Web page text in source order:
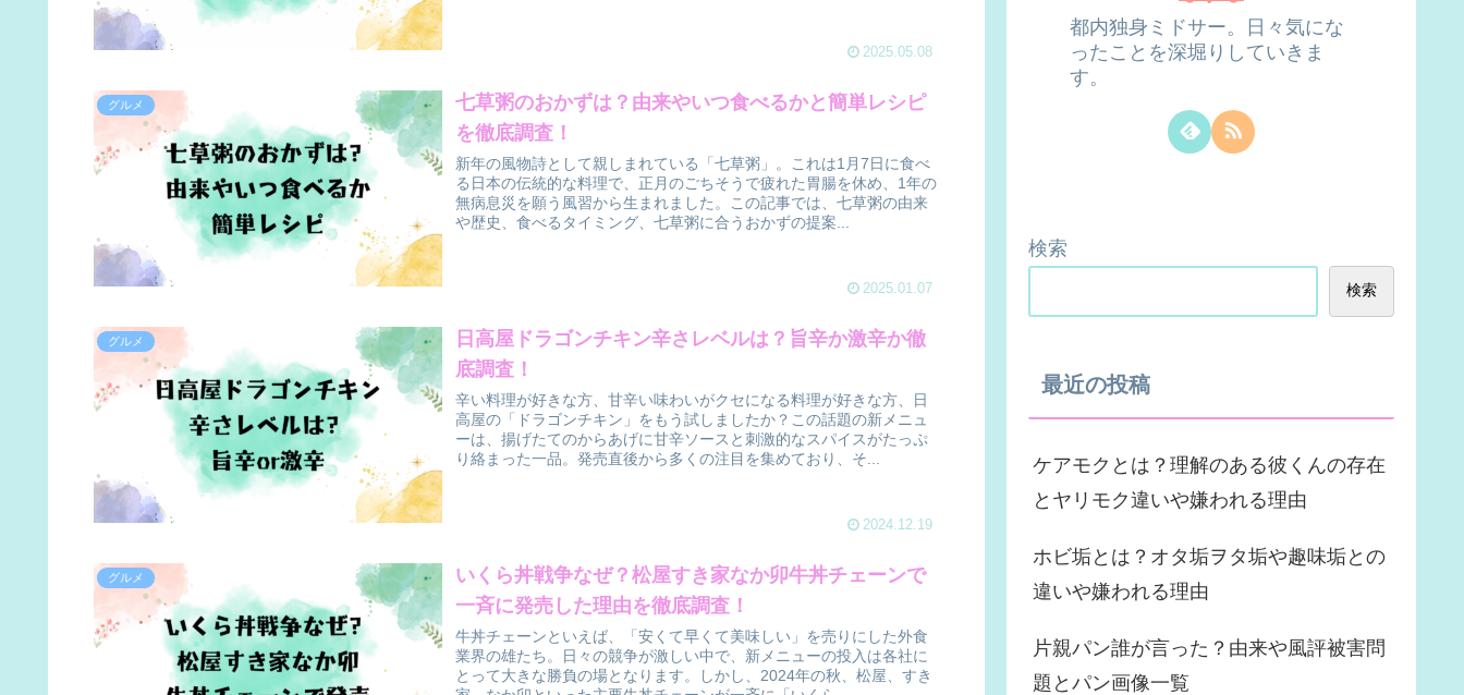
2025.05.08
グルメ
七草粥のおかずは？由来やいつ食べるかと簡単レシピ
を徹底調査！
新年の風物詩として親しまれている「七草粥」。これは1月7日に食べ
る日本の伝統的な料理で、正月のごちそうで疲れた胃腸を休め、1年の
無病息災を願う風習から生まれました。この記事では、七草粥の由来
や歴史、食べるタイミング、七草粥に合うおかずの提案...
2025.01.07
グルメ
日高屋ドラゴンチキン辛さレベルは？旨辛か激辛か徹
底調査！
辛い料理が好きな方、甘辛い味わいがクセになる料理が好きな方、日
高屋の「ドラゴンチキン」をもう試しましたか？この話題の新メニュ
ーは、揚げたてのからあげに甘辛ソースと刺激的なスパイスがたっぷ
り絡まった一品。発売直後から多くの注目を集めており、そ...
2024.12.19
グルメ
いくら丼戦争なぜ？松屋すき家なか卯牛丼チェーンで
一斉に発売した理由を徹底調査！
牛丼チェーンといえば、「安くて早くて美味しい」を売りにした外食
業界の雄たち。日々の競争が激しい中で、新メニューの投入は各社に
とって大きな勝負の場となります。しかし、2024年の秋、松屋、すき
都内独身ミドサー。日々気にな
ったことを深堀りしていきま
す。
検索
検索
最近の投稿
ケアモクとは？理解のある彼くんの存在
とヤリモク違いや嫌われる理由
ホビ垢とは？オタ垢ヲタ垢や趣味垢との
違いや嫌われる理由
片親パン誰が言った？由来や風評被害問
題とパン画像一覧